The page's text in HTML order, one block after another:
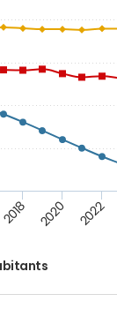
2018 2020 2022